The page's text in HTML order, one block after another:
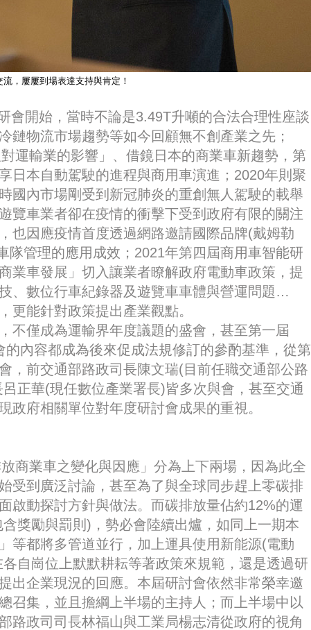
，屢屢到場表達支持與肯定！
會開始，當時不論是3.49T升噸的合法合理性座談
鏈物流市場趨勢等如今回顧無不創產業之先；
運輸業的影響」、借鏡日本的商業車新趨勢，第
日本自動駕駛的進程與商用車演進；2020年則聚
國內市場剛受到新冠肺炎的重創無人駕駛的載舉
覽車業者卻在疫情的衝擊下受到政府有限的關注
也因應疫情首度透過網路邀請國際品牌(戴姆勒
隊管理的應用成效；2021年第四屆商用車智能研
業車發展」切入讓業者瞭解政府電動車政策，提
、數位行車紀錄器及遊覽車車體與營運問題…
更能針對政策提出產業觀點。
不僅成為運輸界年度議題的盛會，甚至第一屆
內容都成為後來促成法規修訂的參酌基準，從第
，前交通部路政司長陳文瑞(目前任職交通部公路
正華(現任數位產業署長)皆多次與會，甚至交通
政府相關單位對年度研討會成果的重視。
商業車之變化與因應」分為上下兩場，因為此全
受到廣泛討論，甚至為了與全球同步趕上零碳排
啟動探討方針與做法。而碳排放量佔約12%的運
獎勵與罰則)，勢必會陸續出爐，如同上一期本
等都將多管道並行，加上運具使用新能源(電動
自崗位上默默耕耘等著政策來規範，還是透過研
出企業現況的回應。本屆研討會依然非常榮幸邀
召集，並且擔綱上半場的主持人；而上半場中以
路政司司長林福山與工業局楊志清從政府的視角